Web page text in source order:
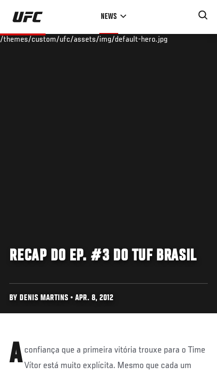
Skip
main
NEWS
/themes/custom/ufc/assets/img/default-hero.jpg
RECAP DO EP. #3 DO TUF BRASIL
BY DENIS MARTINS • APR. 8, 2012
A confiança que a primeira vitória trouxe para o Time
Vítor está muito explícita. Mesmo que cada um